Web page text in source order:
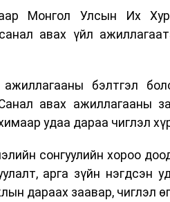
Монгол Улсын Их
санал авах үйл
бэлтгэл
авах ажиллагааны
удаа дараа чиглэл
сонгуулийн хороо
арга зүйн нэгдсэн
дараах заавар, чиглэл